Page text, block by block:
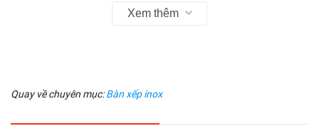
+Chân bàn làm bằng ống phi 32mm.Có thể gấp gọn gàng.
=> Sản phẩm Inox của Minh Tiến sản xuất luôn mang Uy Tín -
Xem thêm
Quay về chuyên mục:Bàn xếp inox